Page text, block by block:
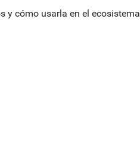
y cómo usarla en el ecosistema